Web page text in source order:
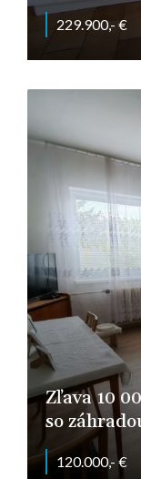
229.900,- €
Zľava 10
so
120.000,- €